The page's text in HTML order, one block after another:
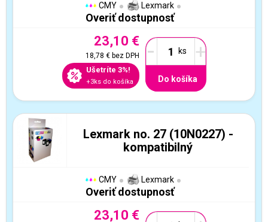
CMY Lexmark
Overiť dostupnosť
23,10 €
18,78 €bez DPH
Ušetríte 3%!
+3ks do košíka
- +
Do košíka
Lexmark no. 27 (10N0227) -
kompatibilný
CMY Lexmark
Overiť dostupnosť
23,10 €